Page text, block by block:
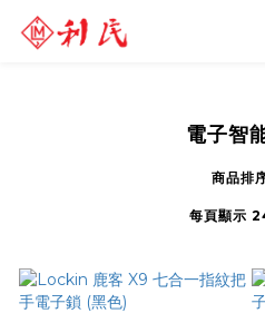
電子智
商品排
每頁顯示